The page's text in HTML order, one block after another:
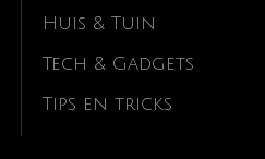
Huis & Tuin
Tech & Gadgets
Tips en tricks